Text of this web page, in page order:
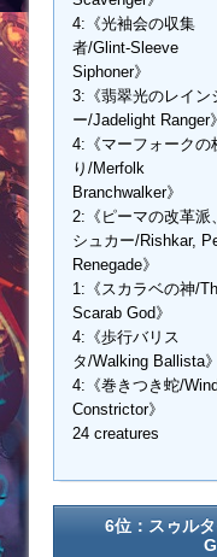
4:《光袖会の収集
者/Glint-Sleeve
Siphoner》
3:《翡翠光のレイン
ー/Jadelight Ranger》
4:《マーフォークの
り/Merfolk
Branchwalker》
2:《ピーマの改革派
シュカー/Rishkar,
Renegade》
1:《スカラベの神/
Scarab God》
4:《歩行バリス
タ/Walking Ballista》
4:《巻きつき蛇/
Constrictor》
24 creatures
6位：スゥル